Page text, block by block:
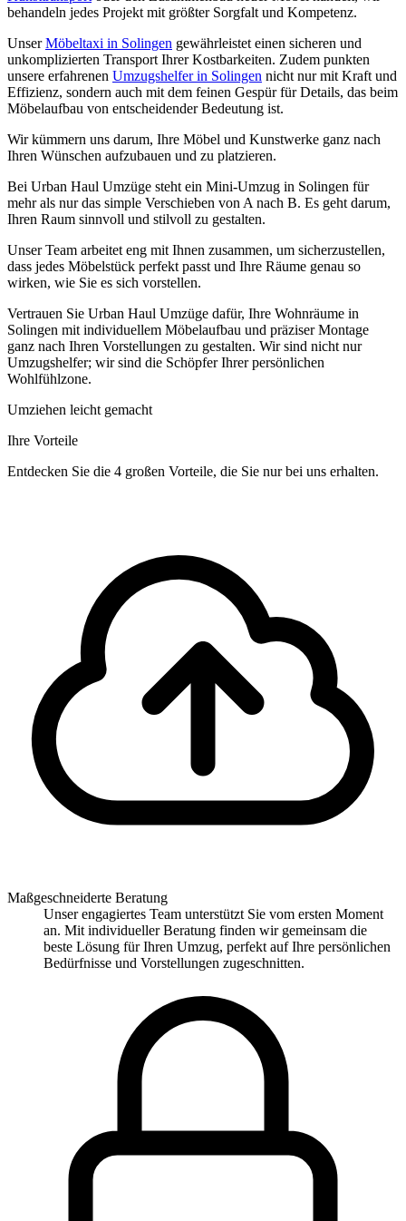
behandeln jedes Projekt mit größter Sorgfalt und Kompetenz.
UnserMöbeltaxi in Solingen gewährleistet einen sicheren und
unkomplizierten Transport Ihrer Kostbarkeiten. Zudem punkten
unsere erfahrenen Umzugshelfer in Solingen nicht nur mit Kraft und
Effizienz, sondern auch mit dem feinen Gespür für Details, das beim
Möbelaufbau von entscheidender Bedeutung ist.
Wir kümmern uns darum, Ihre Möbel und Kunstwerke ganz nach
Ihren Wünschen aufzubauen und zu platzieren.
Bei Urban Haul Umzüge steht ein Mini-Umzug in Solingen für
mehr als nur das simple Verschieben von A nach B. Es geht darum,
Ihren Raum sinnvoll und stilvoll zu gestalten.
Unser Team arbeitet eng mit Ihnen zusammen, um sicherzustellen,
dass jedes Möbelstück perfekt passt und Ihre Räume genau so
wirken, wie Sie es sich vorstellen.
Vertrauen Sie Urban Haul Umzüge dafür, Ihre Wohnräume in
Solingen mit individuellem Möbelaufbau und präziser Montage
ganz nach Ihren Vorstellungen zu gestalten. Wir sind nicht nur
Umzugshelfer; wir sind die Schöpfer Ihrer persönlichen
Wohlfühlzone.
Umziehen leicht gemacht
Ihre Vorteile
Entdecken Sie die 4 großen Vorteile, die Sie nur bei uns erhalten.
Maßgeschneiderte Beratung
Unser engagiertes Team unterstützt Sie vom ersten Moment
an. Mit individueller Beratung finden wir gemeinsam die
beste Lösung für Ihren Umzug, perfekt auf Ihre persönlichen
Bedürfnisse und Vorstellungen zugeschnitten.